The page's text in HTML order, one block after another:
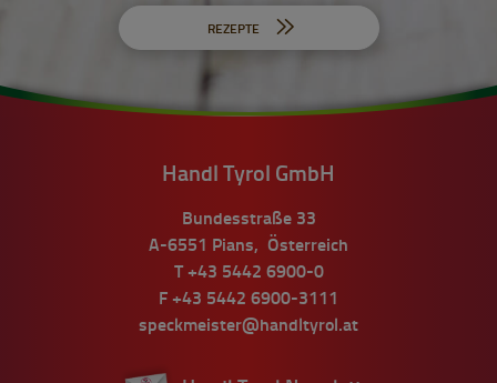
REZEPTE
Handl Tyrol GmbH
Bundesstraße 33
A-6551
Pians, Österreich
T +43 5442 6900-0
F +43 5442 6900-3111
speckmeister@handltyrol.at